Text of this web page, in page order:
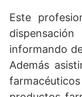
Este
informando
Además